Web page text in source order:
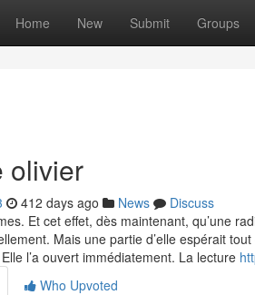
Home New Submit Groups
olivier
412 days ago News
Discuss
Et cet effet, dès maintenant, qu’une
Mais une partie d’elle espérait
l’a ouvert immédiatement. La lecture
Who Upvoted